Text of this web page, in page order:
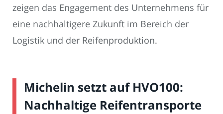
zeigen das Engagement des Unternehmens für
eine nachhaltigere Zukunft im Bereich der
Logistik und der Reifenproduktion.
Michelin setzt auf HVO100:
Nachhaltige Reifentransporte